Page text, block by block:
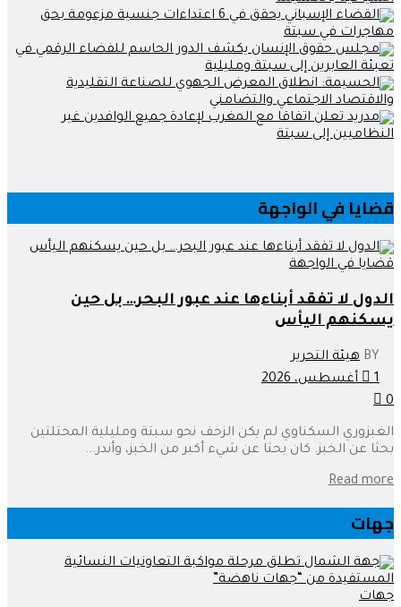
قضايا في الواجهة
قضايا في الواجهة
الدول لا تفقد أبناءها عند عبور البحر… بل حين
يسكنهم اليأس
BY هيئة التحرير
1 أغسطس، 2026
0
الغبزوري السكناوي لم يكن الزحف نحو سبتة ومليلية المحتلتين
بحثا عن الخبز. كان بحثا عن شيء أكبر من الخبز، وأندر...
Read more
جهات
جهات